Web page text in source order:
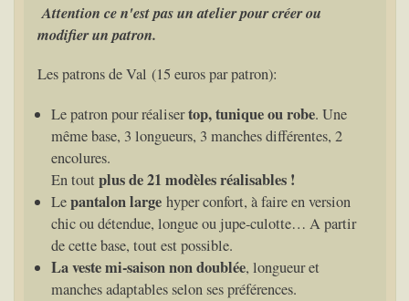
Attention ce n'est pas un atelier pour créer ou
modifier un patron.
Les patrons de Val (15 euros par patron):
Le patron pour réalisertop, tunique ou robe. Une
même base, 3 longueurs, 3 manches différentes, 2
encolures.
En tout plus de 21 modèles réalisables !
Lepantalon large hyper confort, à faire en version
chic ou détendue, longue ou jupe-culotte… A partir
de cette base, tout est possible.
La veste mi-saison non doublée, longueur et
manches adaptables selon ses préférences.